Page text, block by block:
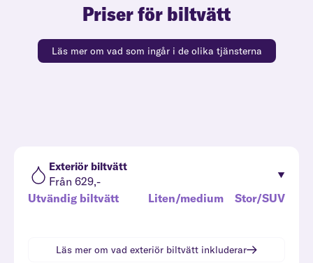
Priser för biltvätt
Läs mer om vad som ingår i de olika tjänsterna
Exteriör biltvätt
Från 629,-
Utvändig biltvätt
Liten/medium Stor/SUV
Läs mer om vad exteriör biltvätt inkluderar